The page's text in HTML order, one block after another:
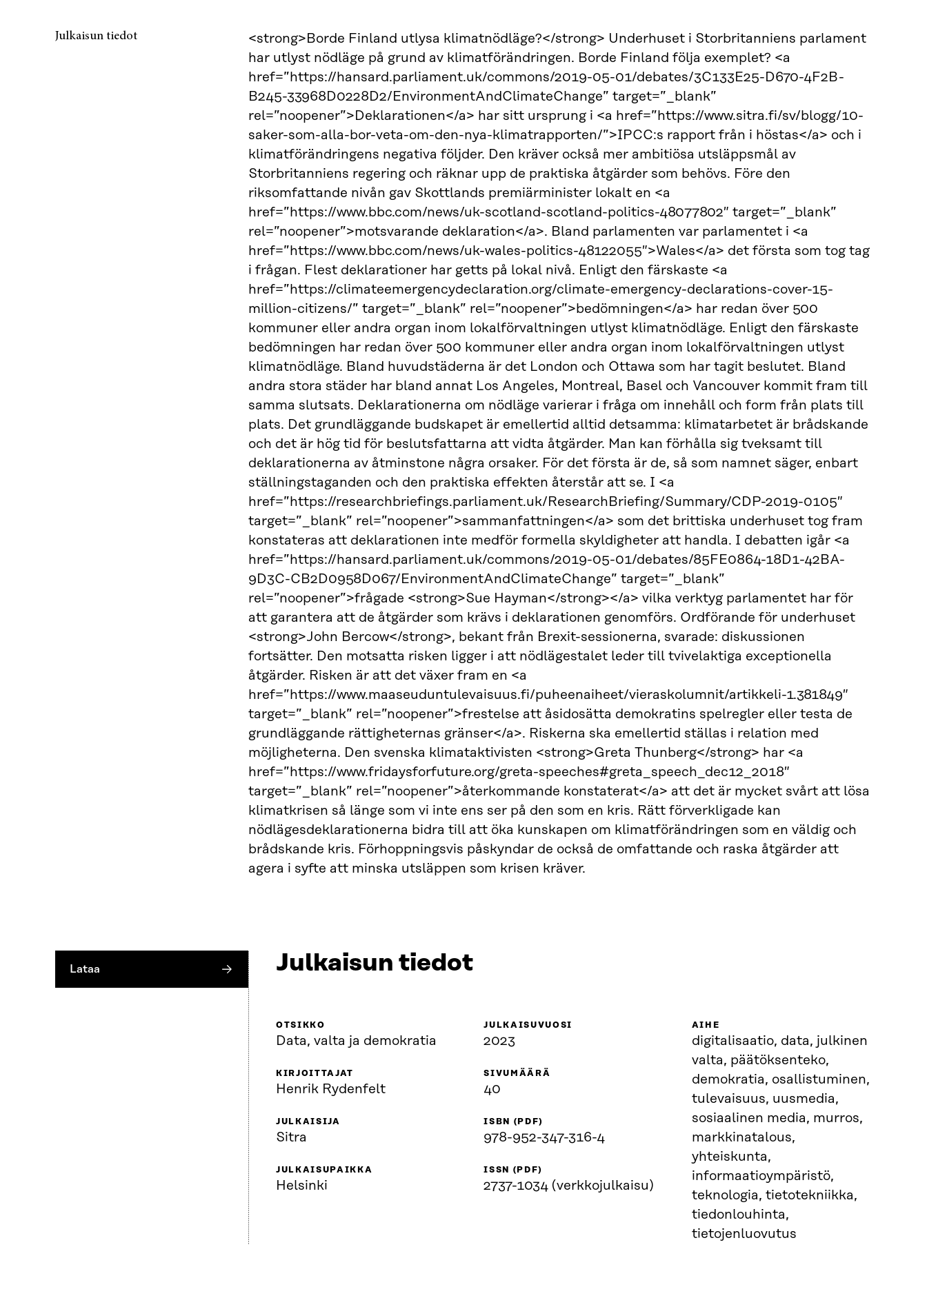
Julkaisun tiedot
<strong>Borde Finland utlysa klimatnödläge?</strong> Underhuset i Storbritanniens parlament
har utlyst nödläge på grund av klimatförändringen. Borde Finland följa exemplet? <a
href=”https://hansard.parliament.uk/commons/2019-05-01/debates/3C133E25-D670-4F2B-
B245-33968D0228D2/EnvironmentAndClimateChange” target=”_blank”
rel=”noopener”>Deklarationen</a> har sitt ursprung i <a href=”https://www.sitra.fi/sv/blogg/10-
saker-som-alla-bor-veta-om-den-nya-klimatrapporten/”>IPCC:s rapport från i höstas</a> och i
klimatförändringens negativa följder. Den kräver också mer ambitiösa utsläppsmål av
Storbritanniens regering och räknar upp de praktiska åtgärder som behövs. Före den
riksomfattande nivån gav Skottlands premiärminister lokalt en <a
href=”https://www.bbc.com/news/uk-scotland-scotland-politics-48077802″ target=”_blank”
rel=”noopener”>motsvarande deklaration</a>. Bland parlamenten var parlamentet i <a
href=”https://www.bbc.com/news/uk-wales-politics-48122055″>Wales</a> det första som tog tag
i frågan. Flest deklarationer har getts på lokal nivå. Enligt den färskaste <a
href=”https://climateemergencydeclaration.org/climate-emergency-declarations-cover-15-
million-citizens/” target=”_blank” rel=”noopener”>bedömningen</a> har redan över 500
kommuner eller andra organ inom lokalförvaltningen utlyst klimatnödläge. Enligt den färskaste
bedömningen har redan över 500 kommuner eller andra organ inom lokalförvaltningen utlyst
klimatnödläge. Bland huvudstäderna är det London och Ottawa som har tagit beslutet. Bland
andra stora städer har bland annat Los Angeles, Montreal, Basel och Vancouver kommit fram till
samma slutsats. Deklarationerna om nödläge varierar i fråga om innehåll och form från plats till
plats. Det grundläggande budskapet är emellertid alltid detsamma: klimatarbetet är brådskande
och det är hög tid för beslutsfattarna att vidta åtgärder. Man kan förhålla sig tveksamt till
deklarationerna av åtminstone några orsaker. För det första är de, så som namnet säger, enbart
ställningstaganden och den praktiska effekten återstår att se. I <a
href=”https://researchbriefings.parliament.uk/ResearchBriefing/Summary/CDP-2019-0105″
target=”_blank” rel=”noopener”>sammanfattningen</a> som det brittiska underhuset tog fram
konstateras att deklarationen inte medför formella skyldigheter att handla. I debatten igår <a
href=”https://hansard.parliament.uk/commons/2019-05-01/debates/85FE0864-18D1-42BA-
9D3C-CB2D0958D067/EnvironmentAndClimateChange” target=”_blank”
rel=”noopener”>frågade <strong>Sue Hayman</strong></a> vilka verktyg parlamentet har för
att garantera att de åtgärder som krävs i deklarationen genomförs. Ordförande för underhuset
<strong>John Bercow</strong>, bekant från Brexit-sessionerna, svarade: diskussionen
fortsätter. Den motsatta risken ligger i att nödlägestalet leder till tvivelaktiga exceptionella
åtgärder. Risken är att det växer fram en <a
href=”https://www.maaseuduntulevaisuus.fi/puheenaiheet/vieraskolumnit/artikkeli-1.381849″
target=”_blank” rel=”noopener”>frestelse att åsidosätta demokratins spelregler eller testa de
grundläggande rättigheternas gränser</a>. Riskerna ska emellertid ställas i relation med
möjligheterna. Den svenska klimataktivisten <strong>Greta Thunberg</strong> har <a
href=”https://www.fridaysforfuture.org/greta-speeches#greta_speech_dec12_2018″
target=”_blank” rel=”noopener”>återkommande konstaterat</a> att det är mycket svårt att lösa
klimatkrisen så länge som vi inte ens ser på den som en kris. Rätt förverkligade kan
nödlägesdeklarationerna bidra till att öka kunskapen om klimatförändringen som en väldig och
brådskande kris. Förhoppningsvis påskyndar de också de omfattande och raska åtgärder att
agera i syfte att minska utsläppen som krisen kräver.
Lataa Julkaisun tiedot
OTSIKKO
Data, valta ja demokratia
KIRJOITTAJAT
Henrik Rydenfelt
JULKAISIJA
Sitra
JULKAISUPAIKKA
Helsinki
JULKAISUVUOSI
2023
SIVUMÄÄRÄ
40
ISBN (PDF)
978-952-347-316-4
ISSN (PDF)
2737-1034 (verkkojulkaisu)
AIHE
digitalisaatio, data, julkinen
valta, päätöksenteko,
demokratia, osallistuminen,
tulevaisuus, uusmedia,
sosiaalinen media, murros,
markkinatalous,
yhteiskunta,
informaatioympäristö,
teknologia, tietotekniikka,
tiedonlouhinta,
tietojenluovutus